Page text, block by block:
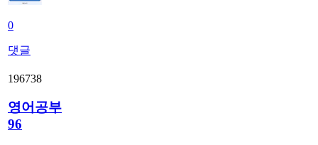
0
댓글
196738
영어공부
96